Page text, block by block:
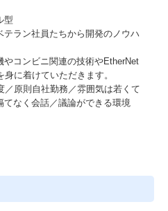
型
ラン社員たちから開発のノウハ
コンビニ関連の技術やEtherNet
に着けていただきます。
／原則自社勤務／雰囲気は若くて
なく会話／議論ができる環境